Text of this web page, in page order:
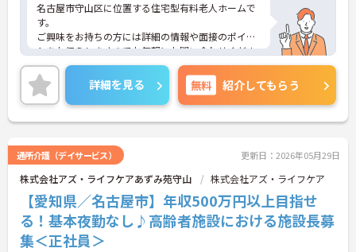
名古屋市守山区に位置する住宅型有料老人ホームで
す。
ご興味をお持ちの方には詳細の情報や面接のポイン
トをお伝えしますのでお気軽にお問い合わせくださ
いませ。
詳細を見る 無料 紹介してもらう
通所介護（デイサービス） 更新日：2026年05月29日
株式会社アズ・ライフケアあずみ苑守山 株式会社アズ・ライフケア
【愛知県／名古屋市】年収500万円以上目指せ
る！基本夜勤なし♪高齢者施設における施設長募
集＜正社員＞